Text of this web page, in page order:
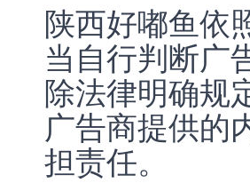
陕西好嘟鱼依
当自行判断广
除法律明确规
广告商提供的
担责任。